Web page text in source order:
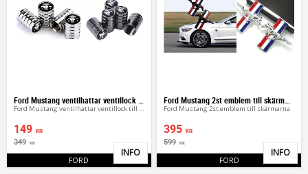
Ford Mustang ventilhattar ventillock till bilen
Ford Mustang ventilhattar ventillock till bilen
149 KR
349 KR
FORD Lägg till i favoriter
INFO
Ford Mustang 2st emblem till skärmarna
Ford Mustang 2st emblem till skärmarna
395 KR
599 KR
FORD
INFO